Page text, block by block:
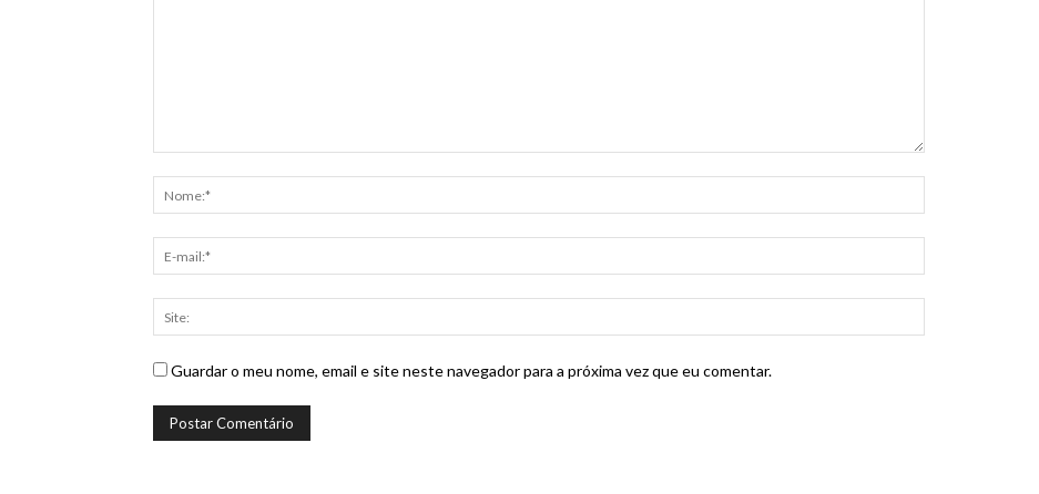
Guardar o meu nome, email e site neste navegador para a próxima vez que eu comentar.